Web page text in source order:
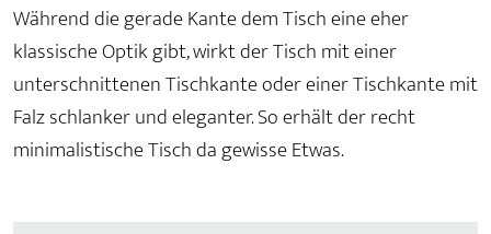
Während die gerade Kante dem Tisch eine eher
klassische Optik gibt, wirkt der Tisch mit einer
unterschnittenen Tischkante oder einer Tischkante mit
Falz schlanker und eleganter. So erhält der recht
minimalistische Tisch da gewisse Etwas.